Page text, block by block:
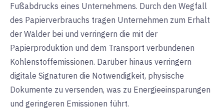
Fußabdrucks eines Unternehmens. Durch den Wegfall
des Papierverbrauchs tragen Unternehmen zum Erhalt
der Wälder bei und verringern die mit der
Papierproduktion und dem Transport verbundenen
Kohlenstoffemissionen. Darüber hinaus verringern
digitale Signaturen die Notwendigkeit, physische
Dokumente zu versenden, was zu Energieeinsparungen
und geringeren Emissionen führt.